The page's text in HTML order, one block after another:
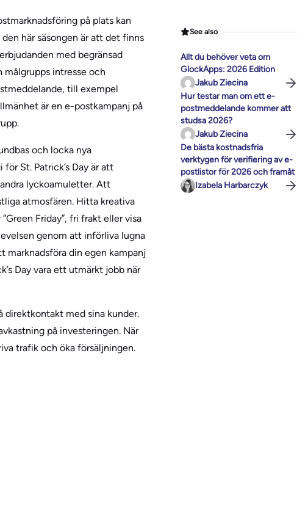
på plats kan
här säsongen är att det finns
med begränsad
intresse och
till exempel
är en e-postkampanj på
och locka nya
St. Patrick’s Day är att
lyckoamuletter. Att
atmosfären. Hitta kreativa
Friday”, fri frakt eller visa
genom att införliva lugna
marknadsföra din egen kampanj
Day vara ett utmärkt jobb när
med sina kunder.
på investeringen. När
trafik och öka försäljningen.
See also
Allt du behöver veta om
GlockApps: 2026 Edition
Jakub Ziecina
Hur testar man om ett e-
postmeddelande kommer att
studsa 2026?
Jakub Ziecina
De bästa kostnadsfria
verktygen för verifiering av e-
postlistor för 2026 och framåt
Izabela Harbarczyk